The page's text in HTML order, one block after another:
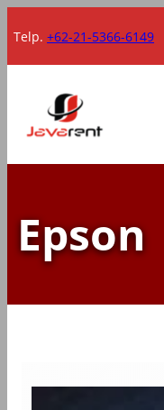
ke
konten
Telp.+62-21-5366-6149
Epson